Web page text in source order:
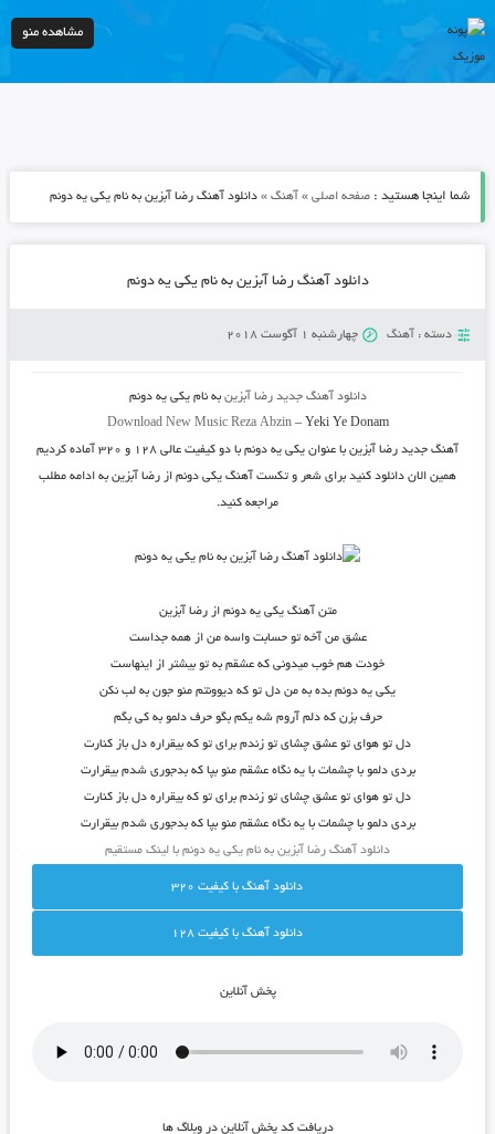
مشاهده منو
شما اینجا هستید : صفحه اصلی» آهنگ» دانلود آهنگ رضا آبزین به نام یکی یه دونم
دانلود آهنگ رضا آبزین به نام یکی یه دونم
دسته : آهنگ چهارشنبه 1 آگوست 2018
دانلود آهنگ جدید رضا آبزین به نامیکی یه دونم
Download New Music Reza Abzin– Yeki Ye Donam
آهنگ جدید رضا آبزینبا عنوان یکی یه دونمبا دو کیفیت عالی ۱۲۸ و ۳۲۰ آماده کردیم
همین الان دانلود کنید برای شعر و تکست آهنگ یکی دونم از رضا آبزین به ادامه مطلب
مراجعه کنید.
متن آهنگ یکی یه دونم از رضا آبزین
عشق من آخه تو حسابت واسه من از همه جداست
خودت هم خوب میدونی که عشقم به تو بیشتر از اینهاست
یکی یه دونم بده به من دل تو که دیوونتم منو جون به لب نکن
حرف بزن که دلم آروم شه یکم بگو حرف دلمو به کی بگم
دل تو هوای تو عشق چشای تو زندم برای تو که بیقراره دل باز کنارت
بردی دلمو با چشمات با یه نگاه عشقم منو بپا که بدجوری شدم بیقرارت
دل تو هوای تو عشق چشای تو زندم برای تو که بیقراره دل باز کنارت
بردی دلمو با چشمات با یه نگاه عشقم منو بپا که بدجوری شدم بیقرارت
دانلود آهنگ رضا آبزین به نام یکی یه دونم با لینک مستقیم
دانلود آهنگ با کيفيت 320
دانلود آهنگ با کيفيت 128
پخش آنلاين
دريافت کد پخش آنلاين در وبلاگ ها